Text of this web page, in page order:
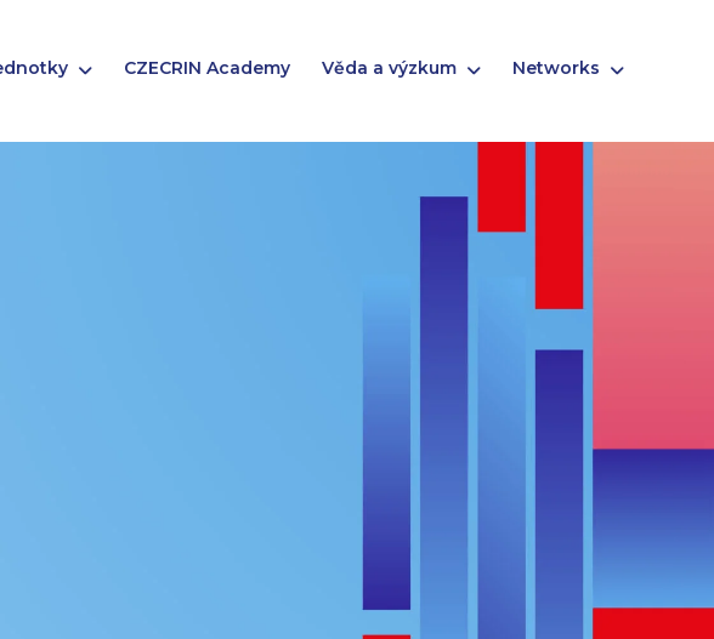
CZECRIN Academy Věda a výzkum
Networks